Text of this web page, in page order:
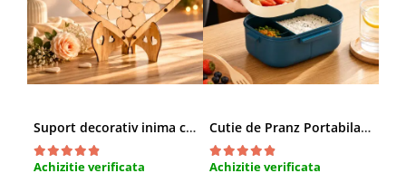
Suport decorativ inima cu mesaje, Cadou cu suflet
Achizitie verificata
Cutie de Pranz Portabila cu Compartimente
Achizitie verificata